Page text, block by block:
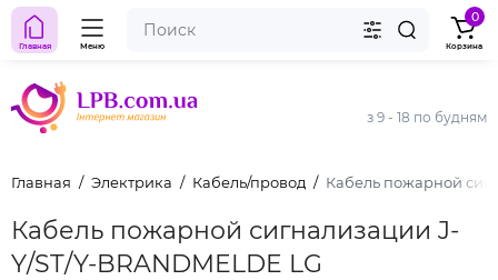
з 9 - 18 по будням
Главная Меню
0
Корзина
Главная Электрика Кабель/провод Кабель пожарной
Кабель пожарной сигнализации J-
Y/ST/Y-BRANDMELDE LG